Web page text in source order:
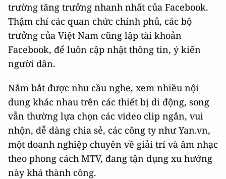
trường tăng trưởng nhanh nhất của Facebook.
Thậm chí các quan chức chính phủ, các bộ
trưởng của Việt Nam cũng lập tài khoản
Facebook, để luôn cập nhật thông tin, ý kiến
người dân.
Nắm bắt được nhu cầu nghe, xem nhiều nội
dung khác nhau trên các thiết bị di động, song
vẫn thường lựa chọn các video clip ngắn, vui
nhộn, dễ dàng chia sẻ, các công ty như Yan.vn,
một doanh nghiệp chuyên về giải trí và âm nhạc
theo phong cách MTV, đang tận dụng xu hướng
này khá thành công.